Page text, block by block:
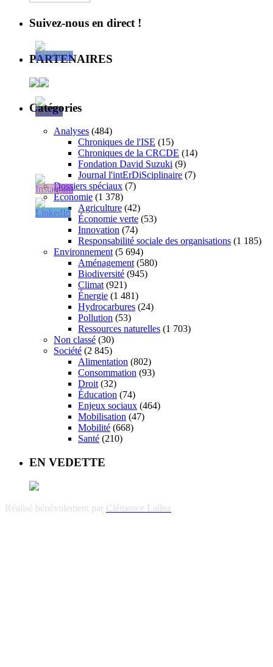
Suivez-nous en direct !
PARTENAIRES
Catégories
Analyses (484)
Chroniques de l'ISE (15)
Chroniques de la CRCDE (14)
Fondation David Suzuki (9)
Journal l'intErDiSciplinaire (7)
Dossiers spéciaux (7)
Économie (1 378)
Agriculture (42)
Économie verte (53)
Innovation (74)
Responsabilité sociale des organisations (1 185)
Environnement (5 694)
Aménagement (580)
Biodiversité (945)
Climat (921)
Énergie (1 481)
Hydrocarbures (24)
Pollution (53)
Ressources naturelles (1 703)
Non classé (30)
Société (2 845)
Alimentation (802)
Consommation (93)
Droit (32)
Éducation (74)
Enjeux sociaux (464)
Mobilisation (47)
Mobilité (668)
Santé (210)
EN VEDETTE
Réalisé bénévolement par Clémence Lalloz